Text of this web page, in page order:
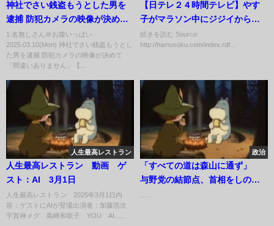
神社でさい銭盗もうとした男を
逮捕 防犯カメラの映像が決めて
「間違いありません」【佐賀
県】 (25/03/10 18:40)
1:名無しさん＠お腹いっぱい
2025.03.10(Mon) 神社でさい銭盗もうとし
た男を逮捕 防犯カメラの映像が決めて
「間違いありません」【...
【日テレ２４時間テレビ】やす
子がマラソン中にジジイからお
っぱいを触られる
続きを読む Source:
http://hamusoku.com/index.rdf...
人生最高レストラン
人生最高レストラン 動画 ゲ
スト：AI 3月1日
人生最高レストラン 2025年3月1日内
容：ゲストにAIが登場出演者：加藤浩次
宇賀神メグ 島崎和歌子 YOU AI......
政治
「すべての道は森山に通ず」
与野党の結節点、首相をしのぐ